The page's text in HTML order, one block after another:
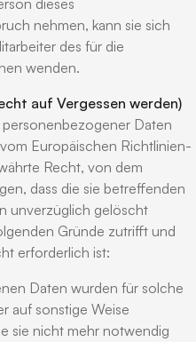
dieses
nehmen, kann sie sich
des für die
wenden.
auf Vergessen werden)
Daten
Europäischen Richtlinien-
Recht, von dem
dass die sie betreffenden
unverzüglich gelöscht
Gründe zutrifft und
erforderlich ist:
Daten wurden für solche
auf sonstige Weise
sie nicht mehr notwendig